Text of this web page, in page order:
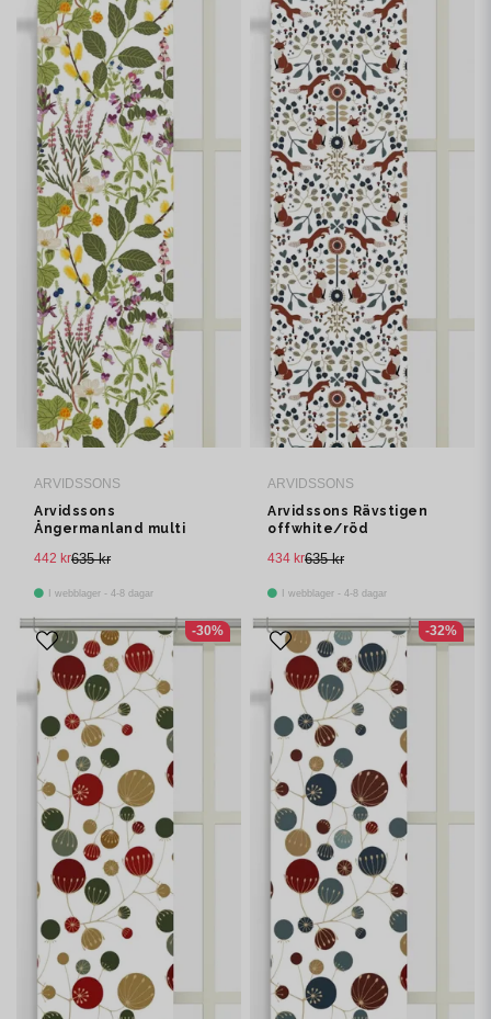
ARVIDSSONS
Arvidssons
Ångermanland multi
635 kr
442 kr
I webblager - 4-8 dagar
ARVIDSSONS
Arvidssons Rävstigen
offwhite/röd
635 kr
434 kr
I webblager - 4-8 dagar
-30% -32%